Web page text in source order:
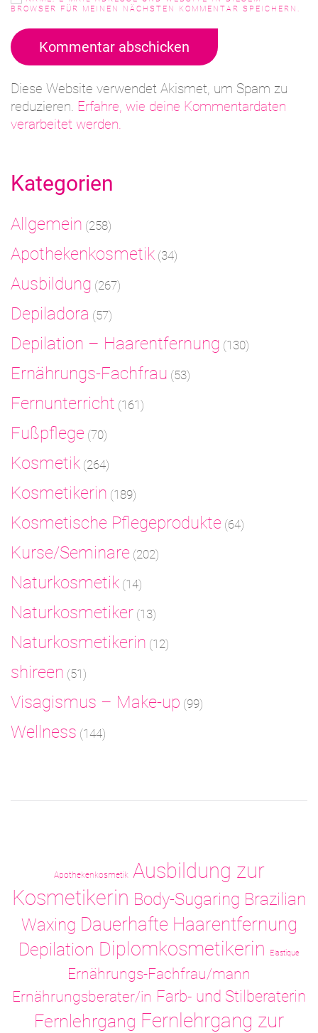
BROWSER FÜR MEINEN NÄCHSTEN KOMMENTAR SPEICHERN.
Kommentar abschicken
Diese Website verwendet Akismet, um Spam zu
reduzieren. Erfahre, wie deine Kommentardaten
verarbeitet werden.
Kategorien
Allgemein (258)
Apothekenkosmetik (34)
Ausbildung (267)
Depiladora (57)
Depilation – Haarentfernung (130)
Ernährungs-Fachfrau (53)
Fernunterricht (161)
Fußpflege (70)
Kosmetik (264)
Kosmetikerin (189)
Kosmetische Pflegeprodukte (64)
Kurse/Seminare (202)
Naturkosmetik (14)
Naturkosmetiker (13)
Naturkosmetikerin (12)
shireen (51)
Visagismus – Make-up (99)
Wellness (144)
Apothekenkosmetik Ausbildung zur
Kosmetikerin Body-Sugaring Brazilian
Waxing Dauerhafte Haarentfernung
Depilation Diplomkosmetikerin Elastique
Ernährungs-Fachfrau/mann
Ernährungsberater/in Farb- und Stilberaterin
Fernlehrgang Fernlehrgang zur